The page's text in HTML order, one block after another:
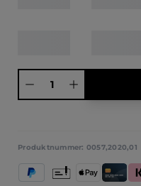
Produkt Anzahl: Gib den
Produktnummer: 0057,2020,01
PayPal Apple Pay
Kredit-
Vorkasse